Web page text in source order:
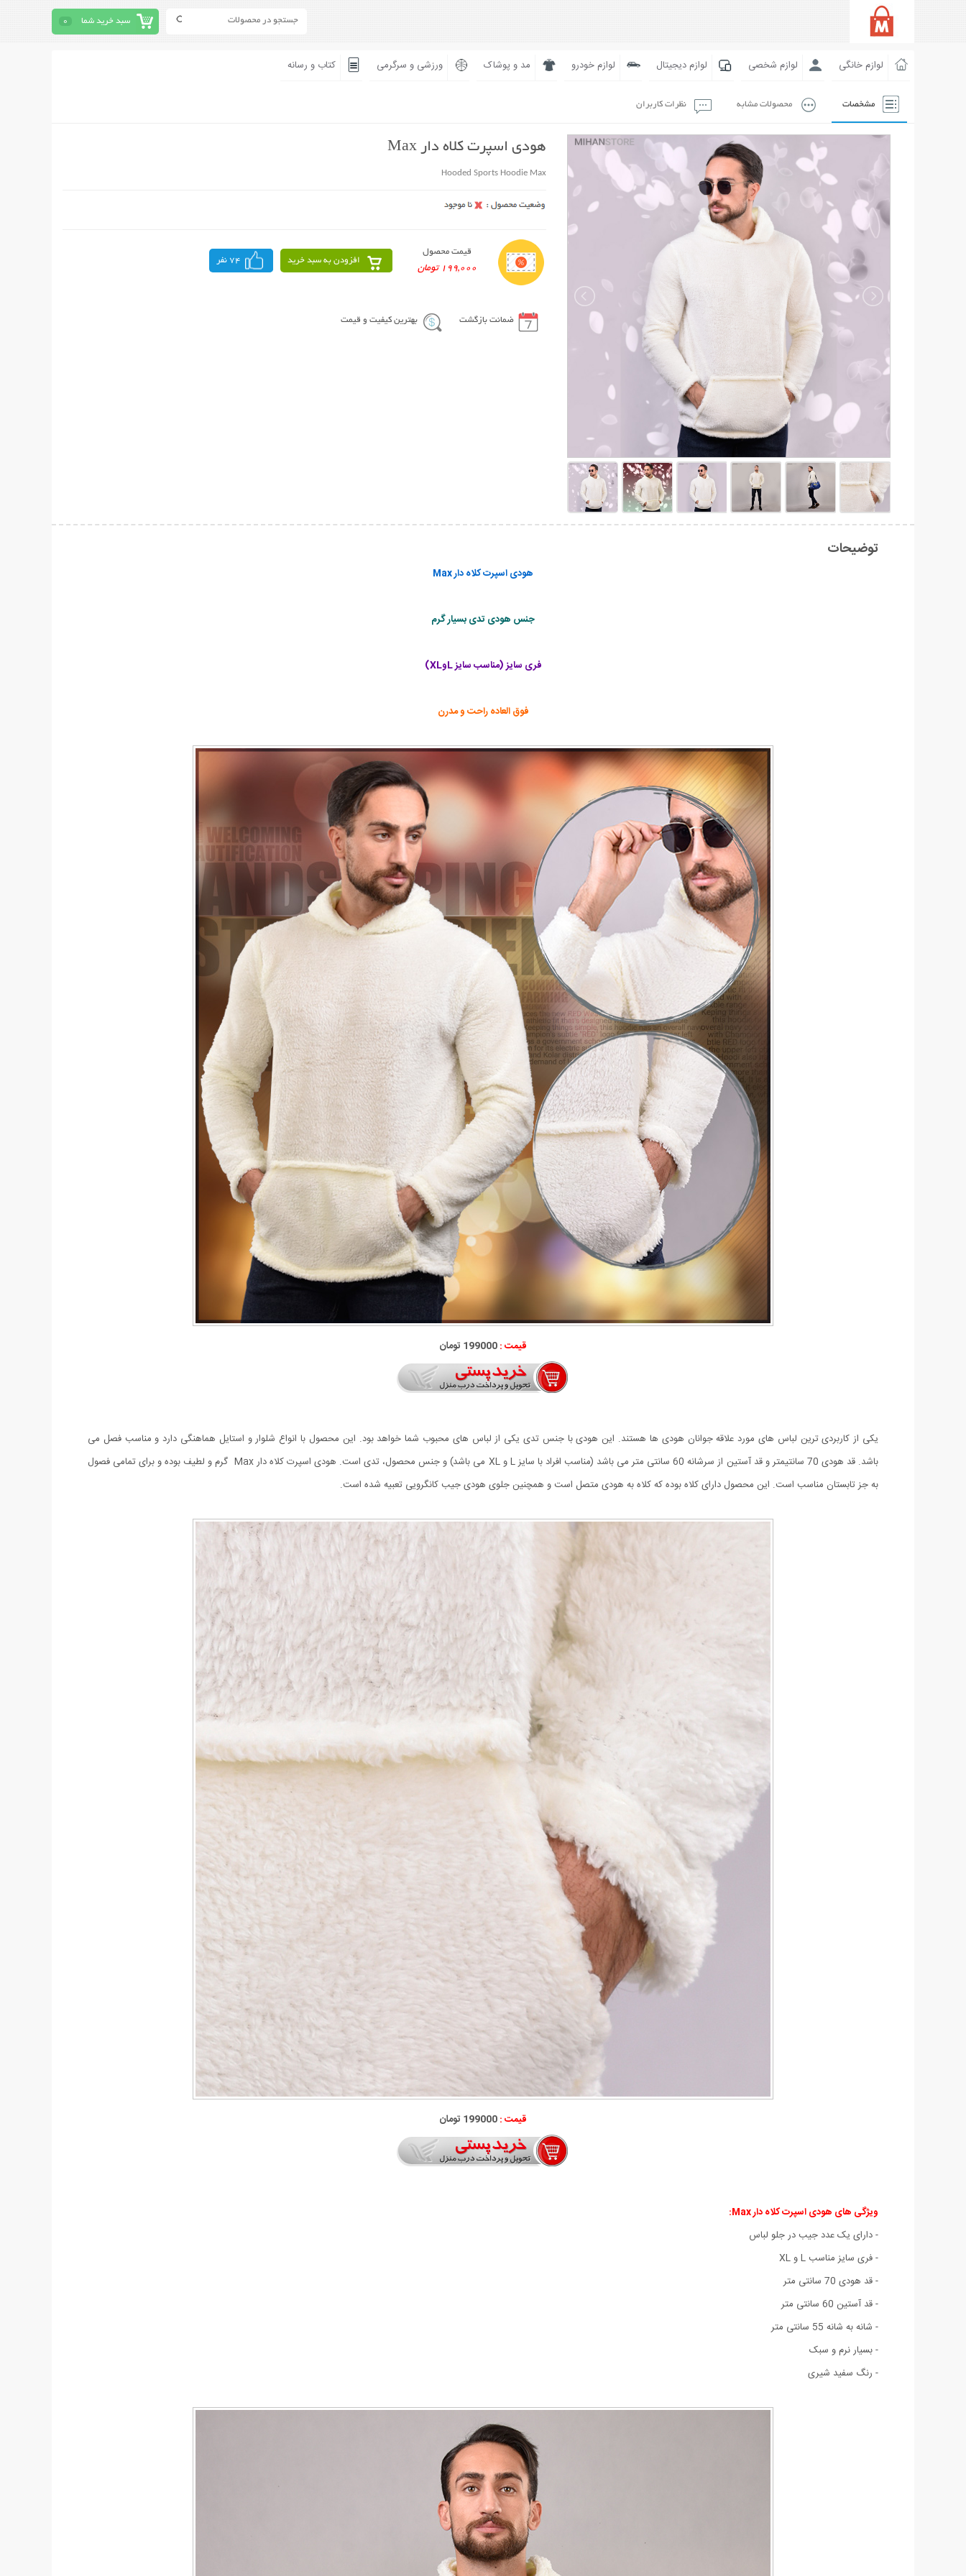
سبد خرید شما 0
لوازم خانگی لوازم شخصی لوازم دیجیتال لوازم خودرو مد و پوشاک ورزشی و سرگرمی کتاب و رسانه
مشخصات محصولات مشابه نظرات کاربران
هودی اسپرت کلاه دار Max
Hooded Sports Hoodie Max
قیمت محصول
199,000 تومان
افزودن به سبد خرید 74 نفر
ضمانت بازگشت بهترین کیفیت و قیمت
توضیحات
هودی اسپرت کلاه دار Max
جنس هودی تدی بسیار گرم
فری سایز (مناسب سایز LوXL)
فوق العاده راحت و مدرن
قیمت :199000 تومان
یکی از کاربردی ترین لباس های مورد علاقه جوانان هودی ها هستند. این هودی با جنس تدی یکی از لباس های محبوب شما خواهد بود. این محصول با انواع شلوار و استایل هماهنگی دارد و مناسب فصل می
باشد. قد هودی 70 سانتیمتر و قد آستین از سرشانه 60 سانتی متر می باشد (مناسب افراد با سایز L و XL می باشد) و جنس محصول، تدی است. هودی اسپرت کلاه دار Max گرم و لطیف بوده و برای تمامی فصول
به جز تابستان مناسب است. این محصول دارای کلاه بوده که کلاه به هودی متصل است و همچنین جلوی هودی جیب کانگرویی تعبیه شده است.
قیمت :199000 تومان
ویژگی های هودی اسپرت کلاه دار Max:
- دارای یک عدد جیب در جلو لباس
- فری سایز مناسب L و XL
- قد هودی 70 سانتی متر
- قد آستین 60 سانتی متر
- شانه به شانه 55 سانتی متر
- بسیار نرم و سبک
- رنگ سفید شیری